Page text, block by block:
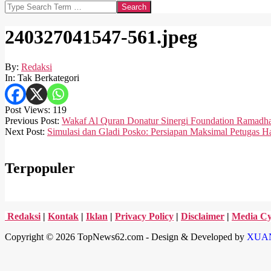
Search
240327041547-561.jpeg
By: Redaksi
In: Tak Berkategori
Post Views: 119
2024-
03-
Previous Post: Wakaf Al Quran Donatur Sinergi Foundation
Next Post: Simulasi dan Gladi Posko: Persiapan Maksimal Petugas
Terpopuler
Redaksi | Kontak | Iklan | Privacy Policy | Disclaimer | Media
Copyright © 2026 TopNews62.com - Design & Developed by